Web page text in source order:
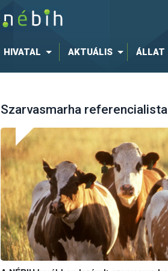
HIVATAL AKTUÁLIS ÁLLAT
Szarvasmarha referencialista